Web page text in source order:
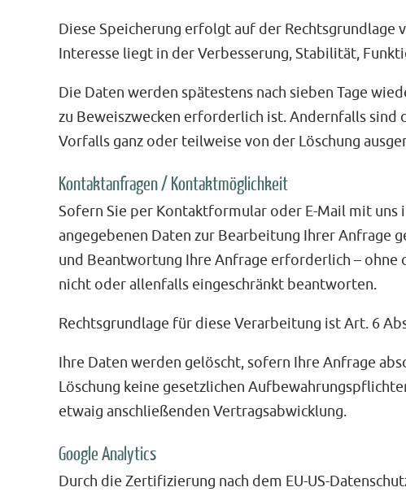
Diese Speicherung erfolgt auf der Rechtsgrundlage
Interesse liegt in der Verbesserung, Stabilität,
Die Daten werden spätestens nach sieben Tage
zu Beweiszwecken erforderlich ist. Andernfalls sind
Vorfalls ganz oder teilweise von der Löschung
Kontaktanfragen / Kontaktmöglichkeit
Sofern Sie per Kontaktformular oder E-Mail mit
angegebenen Daten zur Bearbeitung Ihrer Anfrage
und Beantwortung Ihre Anfrage erforderlich –
nicht oder allenfalls eingeschränkt beantworten.
Rechtsgrundlage für diese Verarbeitung ist Art. 6
Ihre Daten werden gelöscht, sofern Ihre Anfrage
Löschung keine gesetzlichen
etwaig anschließenden Vertragsabwicklung.
Google Analytics
Durch die Zertifizierung nach dem EU-US-